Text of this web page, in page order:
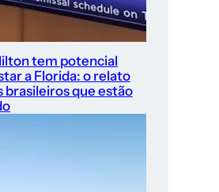
tem potencial
a Florida: o relato
brasileiros que estão